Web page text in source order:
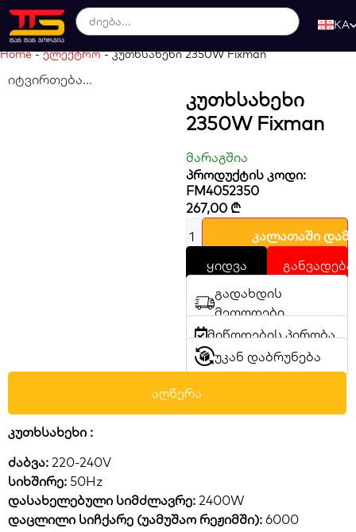
KA
Home-ელექტრო-კუთხსახეხი 2350W Fixman
იტვირთება...
Კუთხსახეხი
2350W Fixman
მარაგშია
პროდუქტის კოდი:
FM4052350
267,00 ₾
კალათაში
ყიდვა
განვადება
გადახდის
მეთოდები
მიწოდების პირობა
უკან დაბრუნება
აღწერა
კუთხსახეხი :
ძაბვა: 220-240V
სიხშირე: 50Hz
დასახელებული სიმძლავრე: 2400W
დაცლილი სიჩქარე (უამუშაო რეჟიმში): 6000